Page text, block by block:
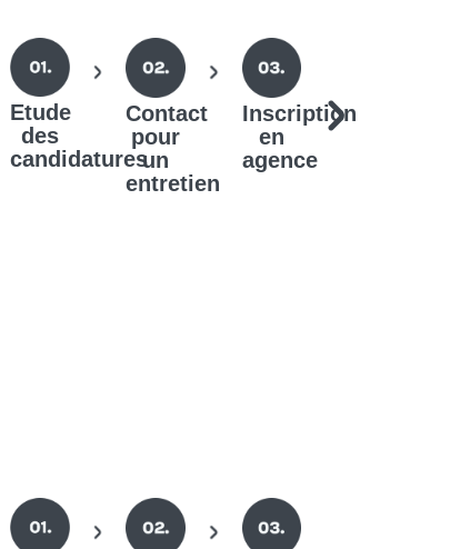
Etude
des
candidatures
Contact
pour
un
entretien
Inscription
en
agence